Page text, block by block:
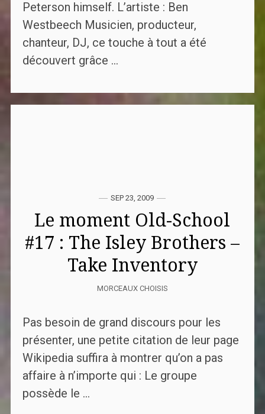
Peterson himself. L’artiste : Ben
Westbeech Musicien, producteur,
chanteur, DJ, ce touche à tout a été
découvert grâce ...
SEP 23, 2009
Le moment Old-School
#17 : The Isley Brothers –
Take Inventory
MORCEAUX CHOISIS
Pas besoin de grand discours pour les
présenter, une petite citation de leur page
Wikipedia suffira à montrer qu’on a pas
affaire à n’importe qui : Le groupe
possède le ...